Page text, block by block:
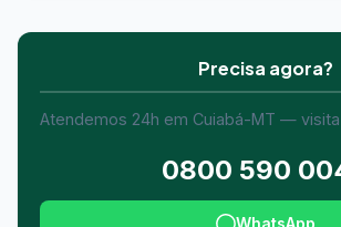
Precisa agora?
Atendemos 24h em Cuiabá-MT —
0800 590
WhatsApp